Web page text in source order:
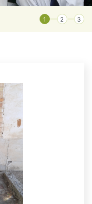
1 2 3